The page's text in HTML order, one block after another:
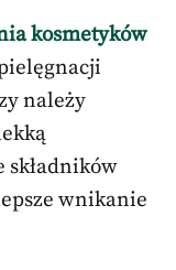
kosmetyków
należy
składników
wnikanie